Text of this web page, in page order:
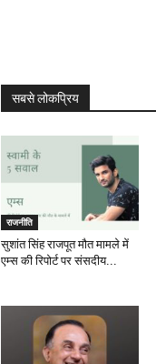
सबसे लोकप्रिय
राजनीति
सुशांत सिंह राजपूत मौत मामले में
एम्स की रिपोर्ट पर संसदीय...